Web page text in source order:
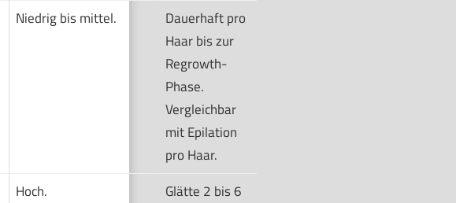
Niedrig bis mittel.
Dauerhaft pro
Haar bis zur
Regrowth-
Phase.
Vergleichbar
mit Epilation
pro Haar.
Hoch.
Glätte 2 bis 6